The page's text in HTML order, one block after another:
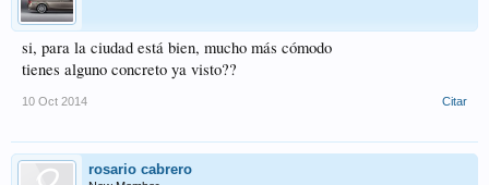
si, para la ciudad está bien, mucho más cómodo
tienes alguno concreto ya visto??
10 Oct 2014 Citar
rosario cabrero